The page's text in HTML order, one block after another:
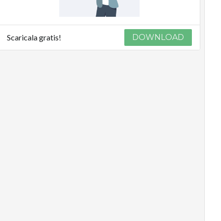
Scaricala gratis! DOWNLOAD